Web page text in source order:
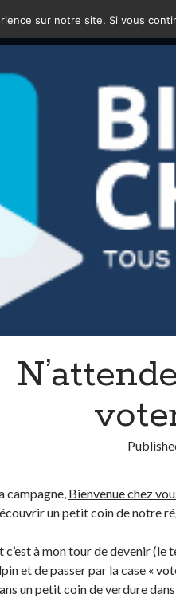
campagne, Bienvenue chez
un petit coin de notre
c’est à mon tour de devenir (le
et de passer par la case «
un petit coin de verdure dans
sur notre site. Si vous